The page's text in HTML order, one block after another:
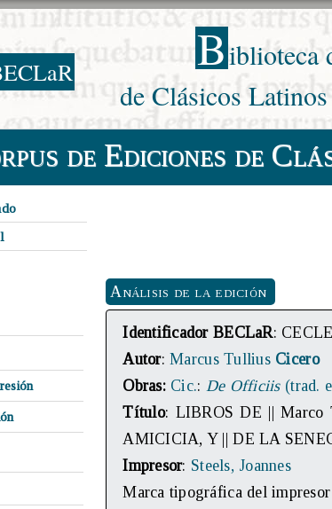
Biblioteca
de Clásicos
de Ediciones de
Análisis de la edición
Identificador BECLaR:
Autor:Marcus Tullius Cicero
Obras: Cic.: De Officiis(trad.
Título: LIBROS DE || Marco
AMICICIA, Y || DE LA
Impresor: Steels, Joannes
Marca tipográfica del